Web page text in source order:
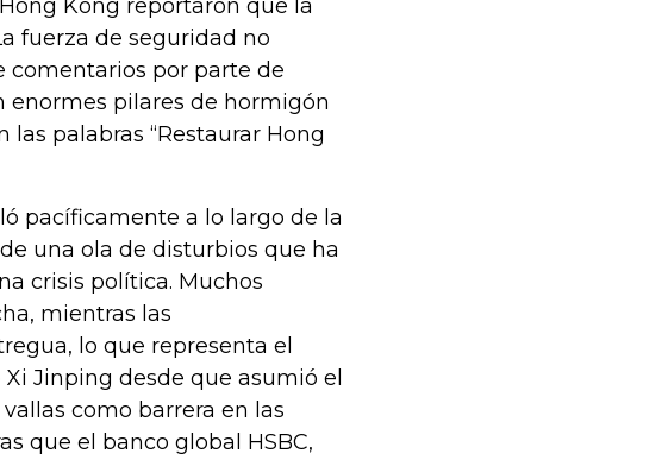
Kong reportaron que la
fuerza de seguridad no
por parte de
enormes pilares de hormigón
palabras “Restaurar Hong
pacíficamente a lo largo de la
una ola de disturbios que ha
crisis política. Muchos
mientras las
lo que representa el
Jinping desde que asumió el
como barrera en las
que el banco global HSBC,